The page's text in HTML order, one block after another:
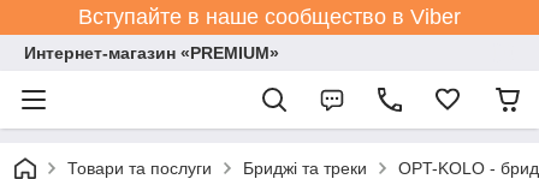
Вступайте в наше сообщество в Viber
Интернет-магазин «PREMIUM»
Товари та послуги Бриджі та треки OPT-KOLO -